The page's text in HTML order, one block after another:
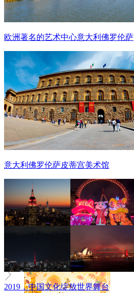
欧洲著名的艺术中心意大利佛罗伦萨
意大利佛罗伦萨皮蒂宫美术馆
2019，中国文化绽放世界舞台